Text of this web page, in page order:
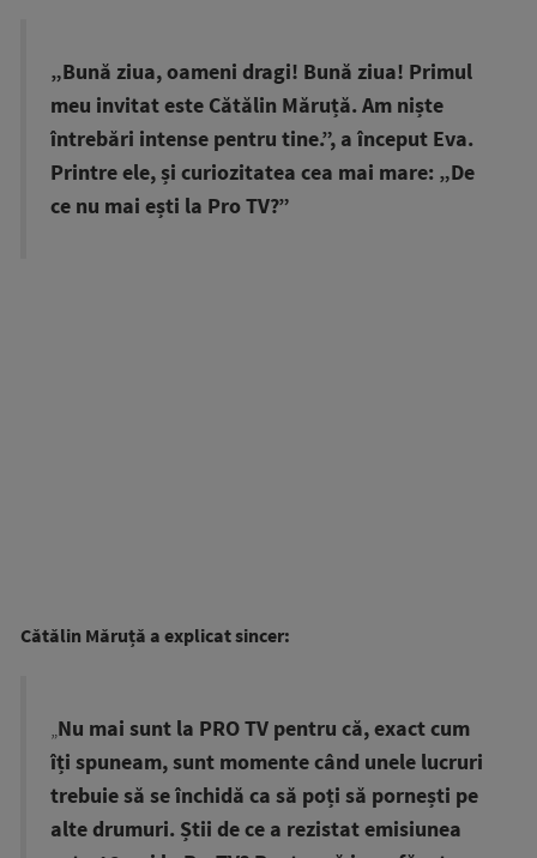
„Bună ziua, oameni dragi! Bună ziua! Primul
meu invitat este Cătălin Măruță. Am niște
întrebări intense pentru tine.”, a început Eva.
Printre ele, și curiozitatea cea mai mare: „De
ce nu mai ești la Pro TV?”
Cătălin Măruță a explicat sincer:
„Nu mai sunt la PRO TV pentru că, exact cum
îți spuneam, sunt momente când unele lucruri
trebuie să se închidă ca să poți să pornești pe
alte drumuri. Știi de ce a rezistat emisiunea